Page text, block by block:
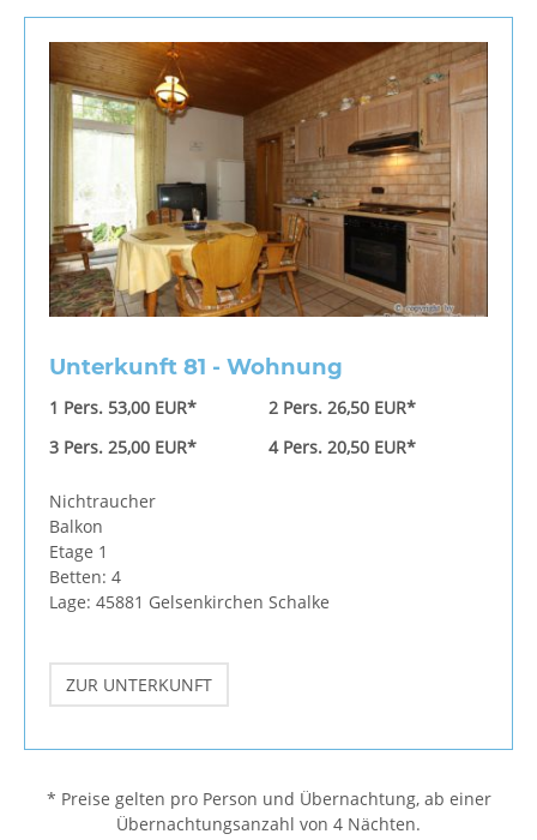
Unterkunft 81 - Wohnung
1 Pers. 53,00 EUR*
2 Pers. 26,50 EUR*
3 Pers. 25,00 EUR*
4 Pers. 20,50 EUR*
Nichtraucher
Balkon
Etage 1
Betten: 4
Lage: 45881 Gelsenkirchen Schalke
ZUR UNTERKUNFT
* Preise gelten pro Person und Übernachtung, ab einer
Übernachtungsanzahl von 4 Nächten.